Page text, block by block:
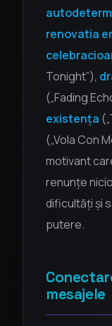
renovatia
Tonight”),
(„Fading
existența
(„Vola Con
motivant
renunțe
dificultăți și
putere.
mesajele